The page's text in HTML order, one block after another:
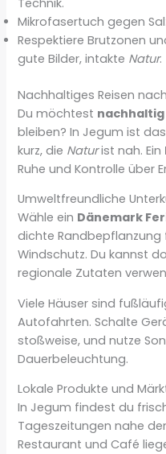
Mikrofasertuch gegen
Respektiere Brutzonen
gute Bilder, intakte Natur.
Nachhaltiges Reisen
Du möchtest
bleiben? In Jegum ist
kurz, die Naturist nah. Ein
Ruhe und Kontrolle über
Umweltfreundliche
Wähle ein Dänemark
dichte Randbepflanzung
Windschutz. Du kannst
regionale Zutaten
Viele Häuser sind
Autofahrten. Schalte
stoßweise, und nutze
Dauerbeleuchtung.
Lokale Produkte und
In Jegum findest du
Tageszeitungen nahe
Restaurant und Café